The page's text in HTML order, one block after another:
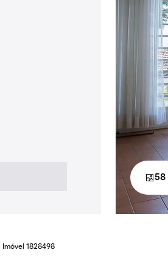
58
Imóvel 1828498